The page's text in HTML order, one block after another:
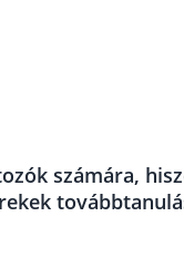
számára,